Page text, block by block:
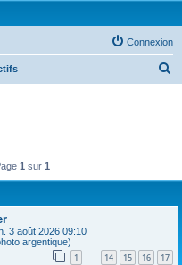
Connexion
1 sur 1
3 août 2026 09:10
argentique)
1 14 15 16 17